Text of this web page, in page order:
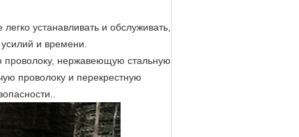
устанавливать и обслуживать,
и времени.
нержавеющую стальную
проволоку и перекрестную